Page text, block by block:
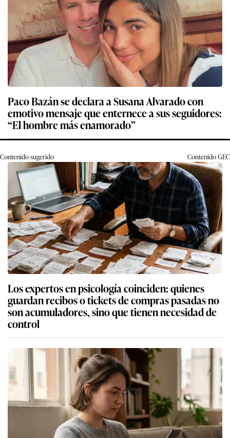
Paco Bazán se declara a Susana Alvarado con
emotivo mensaje que enternece a sus seguidores:
“El hombre más enamorado”
Contenido sugerido ContenidoGEC
Los expertos en psicología coinciden: quienes
guardan recibos o tickets de compras pasadas no
son acumuladores, sino que tienen necesidad de
control